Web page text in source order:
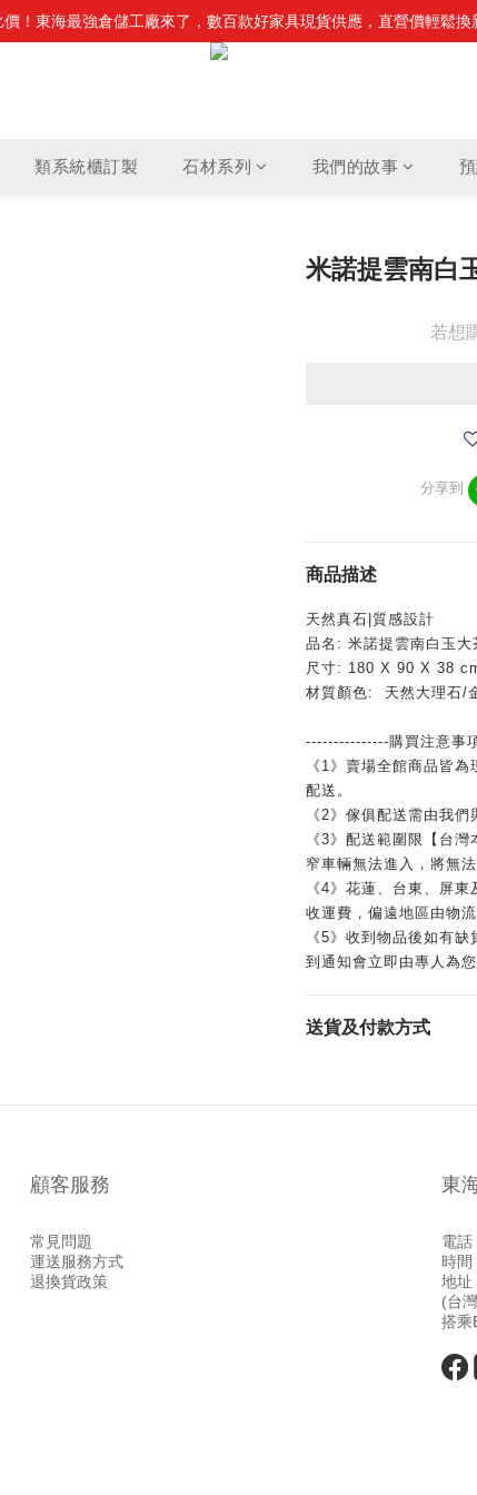
義！頂級石材家具震撼登場，搭配零重力電動沙發，重新定義居家
！東海最強倉儲工廠來了，數百款好家具現貨供應，直營價輕鬆換
主義！頂級石材家具震撼登場，搭配零重力電動沙發，重新定義居家
類系統櫃訂製 石材系列 我們的故事
米諾提雲南白
若想
分享到
商品描述
天然真石|質感設計
品名: 米諾提雲南白玉大
尺寸: 180 X 90 X 38
材質顏色: 天然大理石/
---------------購買注意事
《1》賣場全館商品皆
配送。
《2》傢俱配送需由我
《3》配送範圍限【台
窄車輛無法進入，將無
《4》花蓮、台東、屏
收運費，偏遠地區由物流
《5》收到物品後如有
到通知會立即由專人為您
送貨及付款方式
顧客服務
常見問題
運送服務方式
退換貨政策
東
電
時
地址
(台
搭乘